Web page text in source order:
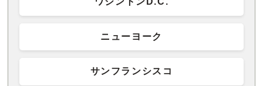
ニューヨーク
サンフランシスコ